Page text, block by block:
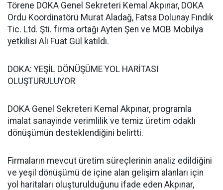
Törene DOKA Genel Sekreteri Kemal Akpınar, DOKA
Ordu Koordinatörü Murat Aladağ, Fatsa Dolunay Fındık
Tic. Ltd. Şti. firma ortağı Ayten Şen ve MOB Mobilya
yetkilisi Ali Fuat Gül katıldı.
DOKA: YEŞİL DÖNÜŞÜME YOL HARİTASI
OLUŞTURULUYOR
DOKA Genel Sekreteri Kemal Akpınar, programla
imalat sanayinde verimlilik ve temiz üretim odaklı
dönüşümün desteklendiğini belirtti.
Firmaların mevcut üretim süreçlerinin analiz edildiğini
ve yeşil dönüşümü de içine alan gelişim alanları için
yol haritaları oluşturulduğunu ifade eden Akpınar,